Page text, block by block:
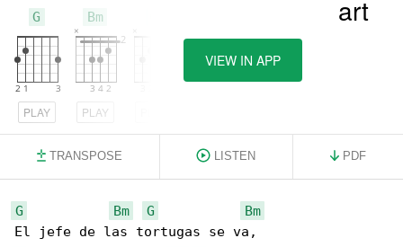
G
PLAY
Bm
PLAY
VIEW IN APP
TRANSPOSE LISTEN PDF
G Bm G
Bm